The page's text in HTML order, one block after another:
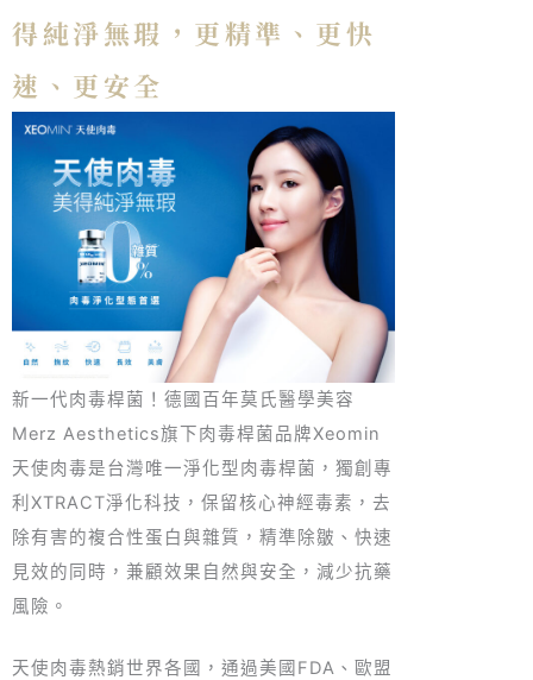
得純淨無瑕，更精準、更快
速、更安全
新一代肉毒桿菌！德國百年莫氏醫學美容
Merz Aesthetics旗下肉毒桿菌品牌Xeomin
天使肉毒是台灣唯一淨化型肉毒桿菌，獨創專
利XTRACT淨化科技，保留核心神經毒素，去
除有害的複合性蛋白與雜質，精準除皺、快速
見效的同時，兼顧效果自然與安全，減少抗藥
風險。
天使肉毒熱銷世界各國，通過美國FDA、歐盟